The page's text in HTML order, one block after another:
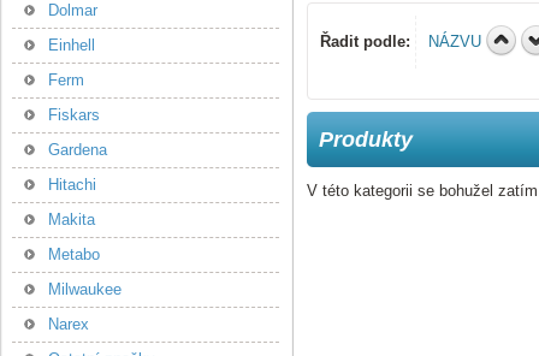
Řadit podle: NÁZVU
Produkty
V této kategorii se bohužel
Dolmar
Einhell
Ferm
Fiskars
Gardena
Hitachi
Makita
Metabo
Milwaukee
Narex